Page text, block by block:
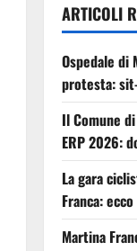
ARTICOLI
Ospedale di
protesta:
Il Comune
ERP 2026:
La gara
Franca:
Martina